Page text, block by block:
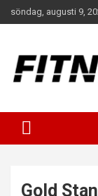
Hoppa
till
söndag, augusti 9,
Gold